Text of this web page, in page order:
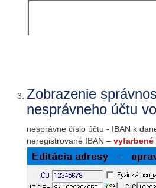
Zobrazenie
nesprávneho účtu
nesprávne číslo účtu - IBAN k
neregistrované IBAN – vyfarbené